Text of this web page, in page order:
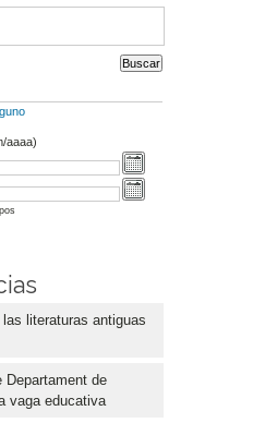
aaaa)
literaturas antiguas
Departament de
vaga educativa